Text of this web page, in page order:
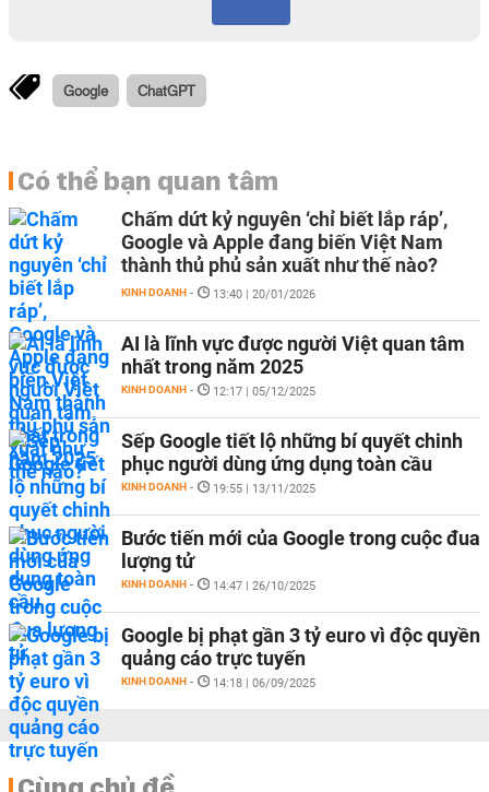
Google ChatGPT
Có thể bạn quan tâm
Chấm dứt kỷ nguyên ‘chỉ biết lắp ráp’,
Google và Apple đang biến Việt Nam
thành thủ phủ sản xuất như thế nào?
KINH DOANH - 13:40 | 20/01/2026
AI là lĩnh vực được người Việt quan tâm
nhất trong năm 2025
KINH DOANH - 12:17 | 05/12/2025
Sếp Google tiết lộ những bí quyết chinh
phục người dùng ứng dụng toàn cầu
KINH DOANH - 19:55 | 13/11/2025
Bước tiến mới của Google trong cuộc đua
lượng tử
KINH DOANH - 14:47 | 26/10/2025
Google bị phạt gần 3 tỷ euro vì độc quyền
quảng cáo trực tuyến
KINH DOANH - 14:18 | 06/09/2025